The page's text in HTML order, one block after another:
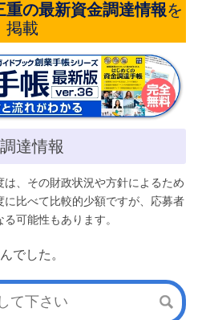
重の最新資金調達情報を
掲載
達情報
、その財政状況や方針によるため
比べて比較的少額ですが、応募者
可能性もあります。
でした。